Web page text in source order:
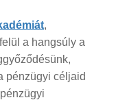
,
a hangsúly a
pénzügyi céljaid